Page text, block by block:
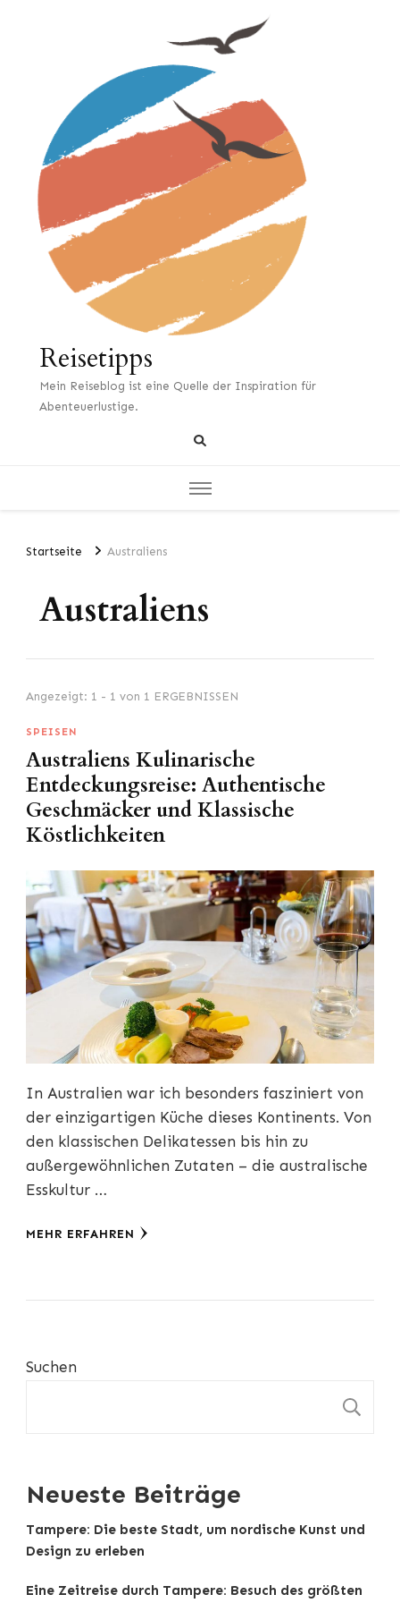
Reisetipps
Mein Reiseblog ist eine Quelle der Inspiration für
Abenteuerlustige.
Startseite Australiens
Australiens
Angezeigt: 1 - 1 von 1 ERGEBNISSEN
SPEISEN
Australiens Kulinarische
Entdeckungsreise: Authentische
Geschmäcker und Klassische
Köstlichkeiten
In Australien war ich besonders fasziniert von
der einzigartigen Küche dieses Kontinents. Von
den klassischen Delikatessen bis hin zu
außergewöhnlichen Zutaten – die australische
Esskultur …
MEHR ERFAHREN
Suchen
Neueste Beiträge
Tampere: Die beste Stadt, um nordische Kunst und
Design zu erleben
Eine Zeitreise durch Tampere: Besuch des größten